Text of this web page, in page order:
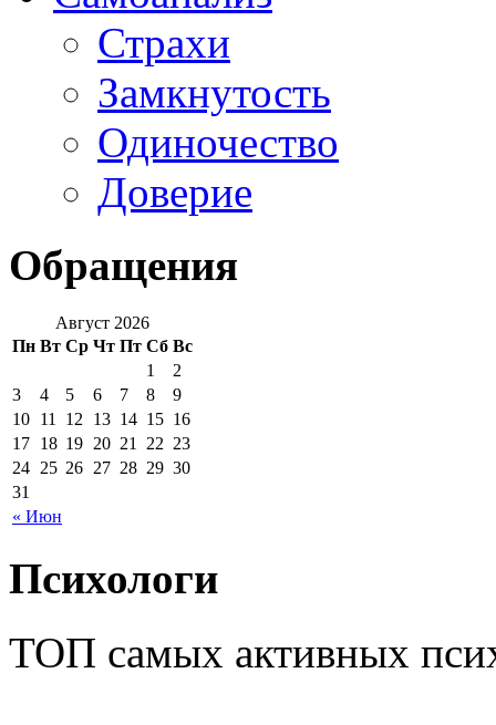
Страхи
Замкнутость
Одиночество
Доверие
Обращения
Август 2026
Пн Вт Ср Чт Пт Сб Вс
« Июн
1
2
3
4 5 6 7 8
9
10 11 12 13 14 15 16
17 18 19 20 21 22 23
24 25 26 27 28 29 30
31
Психологи
ТОП самых активных